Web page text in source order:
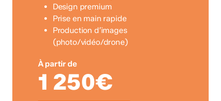
Design premium
Prise en main rapide
Production d’images
(photo/vidéo/drone)
À partir de
1 250€